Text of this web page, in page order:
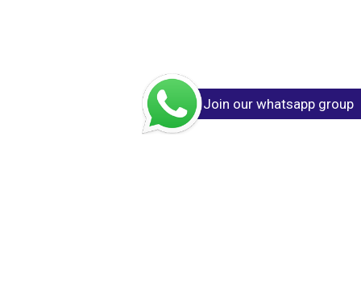
Join our whatsapp group